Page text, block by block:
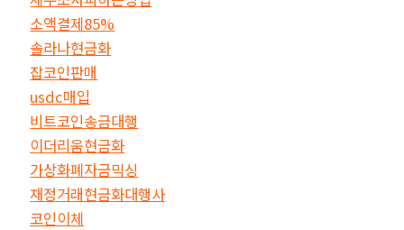
소액결제85%
솔라나현금화
잡코인판매
usdc매입
비트코인송금대행
이더리움현금화
가상화폐자금믹싱
재정거래현금화대행사
코인이체